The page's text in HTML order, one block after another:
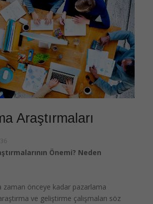
Araştırmaları
Önemi? Neden
zaman önceye kadar pazarlama
ve geliştirme çalışmaları söz